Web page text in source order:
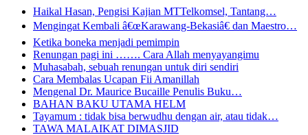
Haikal Hasan, Pengisi Kajian MTTelkomsel, Tantang…
Mengingat Kembali â€œKarawang-Bekasiâ€ dan Maestro…
Ketika boneka menjadi pemimpin
Renungan pagi ini ……. Cara Allah menyayangimu
Muhasabah, sebuah renungan untuk diri sendiri
Cara Membalas Ucapan Fii Amanillah
Mengenal Dr. Maurice Bucaille Penulis Buku…
BAHAN BAKU UTAMA HELM
Tayamum : tidak bisa berwudhu dengan air, atau tidak…
TAWA MALAIKAT DIMASJID